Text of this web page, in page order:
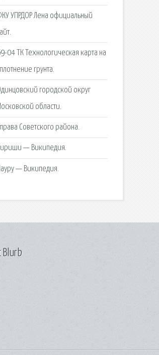
УПРДОР Лена официальный
04 ТК Технологическая карта на
грунта.
городской округ
области.
Советского района.
— Википедия.
— Википедия.
Blurb